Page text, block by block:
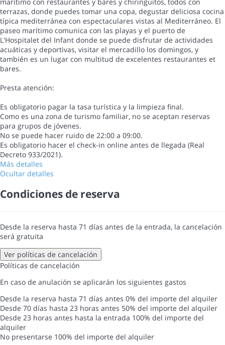
terrazas, donde puedes tomar una copa, degustar deliciosa cocina
típica mediterránea con espectaculares vistas al Mediterráneo. El
paseo marítimo comunica con las playas y el puerto de
L'Hospitalet del Infant donde se puede disfrutar de actividades
acuáticas y deportivas, visitar el mercadillo los domingos, y
también es un lugar con multitud de excelentes restaurantes et
bares.
Presta atención:
Es obligatorio pagar la tasa turística y la limpieza final.
Como es una zona de turismo familiar, no se aceptan reservas
para grupos de jóvenes.
No se puede hacer ruido de 22:00 a 09:00.
Es obligatorio hacer el check-in online antes de llegada (Real
Decreto 933/2021).
Más detalles
Ocultar detalles
Condiciones de reserva
Desde la reserva hasta 71 días antes de la entrada, la cancelación
será gratuita
Ver políticas de cancelación
Políticas de cancelación
En caso de anulación se aplicarán los siguientes gastos
Desde la reserva hasta 71 días antes 0% del importe del alquiler
Desde 70 días hasta 23 horas antes 50% del importe del alquiler
Desde 23 horas antes hasta la entrada 100% del importe del
alquiler
No presentarse 100% del importe del alquiler